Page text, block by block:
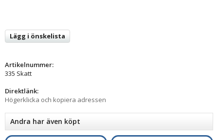
Lägg i önskelista
Artikelnummer:
335 Skatt
Direktlänk:
Högerklicka och kopiera adressen
Andra har även köpt